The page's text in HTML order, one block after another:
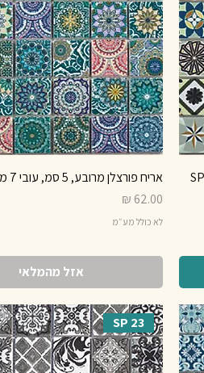
אריח פורצלן מרובע, 5 סמ, עובי 7 מ"מ. SP 04
מחיר
לא כולל מע״מ
אזל מהמלאי
SP 23